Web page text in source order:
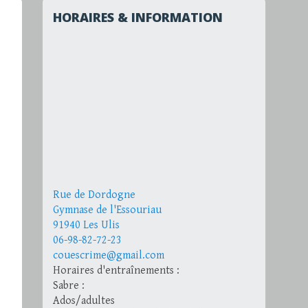
HORAIRES & INFORMATION
Rue de Dordogne
Gymnase de l'Essouriau
91940 Les Ulis
06-98-82-72-23
couescrime@gmail.com
Horaires d'entraînements :
Sabre :
Ados/adultes